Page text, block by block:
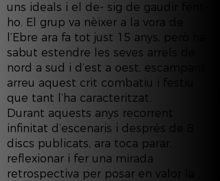
uns ideals i el de- sig de gaudir fent-
ho. El grup va nèixer a la vora de
l’Ebre ara fa tot just 15 anys, però ha
sabut estendre les seves arrels de
nord a sud i d’est a oest, escampant
arreu aquest crit combatiu i festiu
que tant l’ha caracteritzat.
Durant aquests anys recorrent
infinitat d’escenaris i després de 8
discs publicats, ara toca parar,
reflexionar i fer una mirada
retrospectiva per posar en valor la